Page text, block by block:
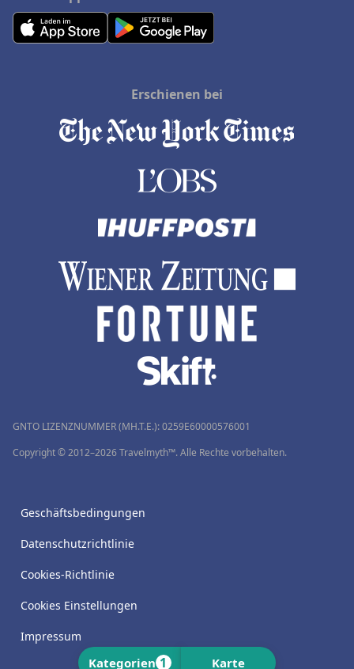
Kategorien 1 Karte
Erschienen bei
GNTO LIZENZNUMMER (MH.T.E.): 0259Ε60000576001
Copyright © 2012–2026 Travelmyth™. Alle Rechte vorbehalten.
Geschäftsbedingungen
Datenschutzrichtlinie
Cookies-Richtlinie
Cookies Einstellungen
Impressum